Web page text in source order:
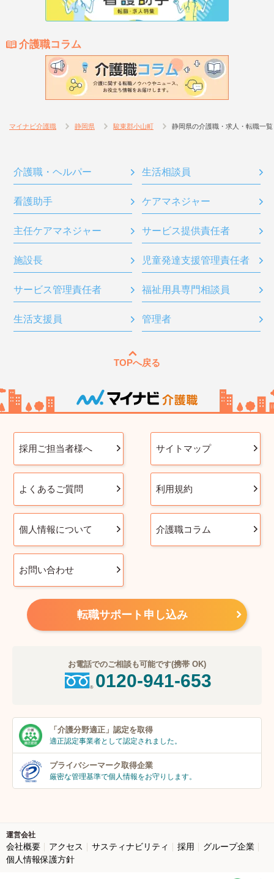
介護職コラム
マイナビ介護職 静岡県 駿東郡小山町 静岡県の介護職・求人・転職一覧
介護職・ヘルパー 生活相談員
看護助手 ケアマネジャー
主任ケアマネジャー サービス提供責任者
施設長 児童発達支援管理責任者
サービス管理責任者 福祉用具専門相談員
生活支援員 管理者
TOPへ戻る
採用ご担当者様へ サイトマップ
よくあるご質問 利用規約
個人情報について 介護職コラム
お問い合わせ
転職サポート申し込み
お電話でのご相談も可能です(携帯 OK)
0120-941-653
「介護分野適正」 認定を取得
適正認定事業者として認定されました。
プライバシーマーク取得企業
厳密な管理基準で個人情報をお守りします。
運営会社
会社概要 アクセス サスティナビリティ 採用
グループ企業
個人情報保護方針